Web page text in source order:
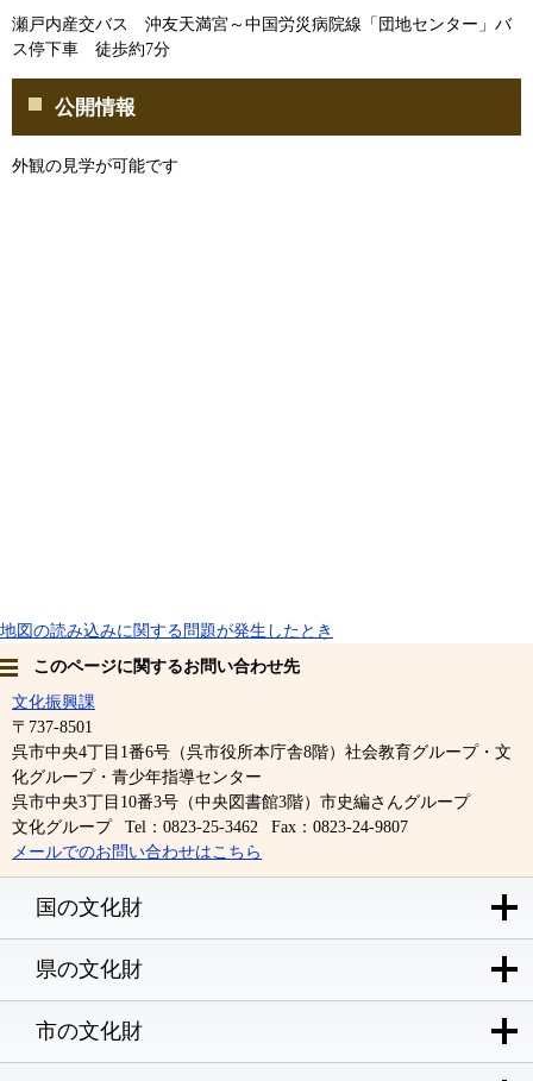
瀬戸内産交バス 沖友天満宮～中国労災病院線「団地センター」バ
ス停下車 徒歩約7分
公開情報
外観の見学が可能です
地図の読み込みに関する問題が発生したとき
このページに関するお問い合わせ先
文化振興課
〒737-8501
呉市中央4丁目1番6号（呉市役所本庁舎8階）社会教育グループ・文
化グループ・青少年指導センター
呉市中央3丁目10番3号（中央図書館3階）市史編さんグループ
文化グループ
Tel：0823-25-3462
Fax：0823-24-9807
メールでのお問い合わせはこちら
国の文化財
県の文化財
市の文化財